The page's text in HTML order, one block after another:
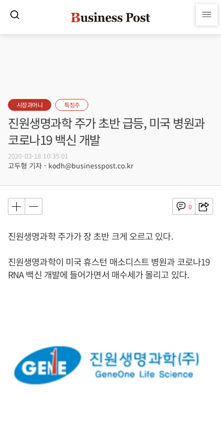
시장과머니 특징주
진원생명과학 주가 초반 급등, 미국 병원과
코로나19 백신 개발
2020-03-18 10:35:01
고두형 기자 - kodh@businesspost.co.kr
0
진원생명과학 주가가 장 초반 크게 오르고 있다.
진원생명과학이 미국 휴스턴 매소디스트 병원과 코로나19
RNA 백신 개발에 들어가면서 매수세가 몰리고 있다.